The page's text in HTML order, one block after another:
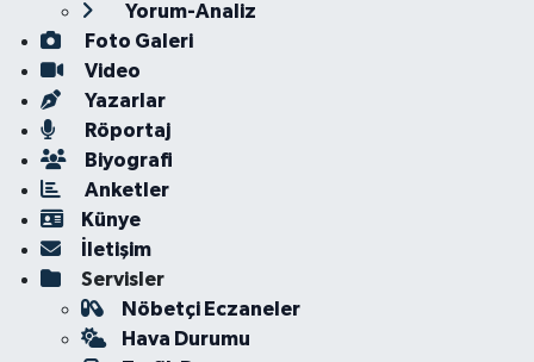
Yorum-Analiz
Foto Galeri
Video
Yazarlar
Röportaj
Biyografi
Anketler
Künye
İletişim
Servisler
Nöbetçi Eczaneler
Hava Durumu